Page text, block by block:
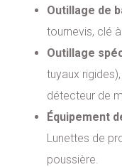
Outillage de
tournevis, clé
Outillage
tuyaux
détecteur de
Équipement
Lunettes de
poussière.